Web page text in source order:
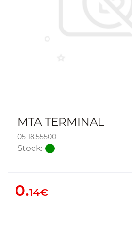
MTA TERMINAL
05 18.55500
Stock:
0.14€